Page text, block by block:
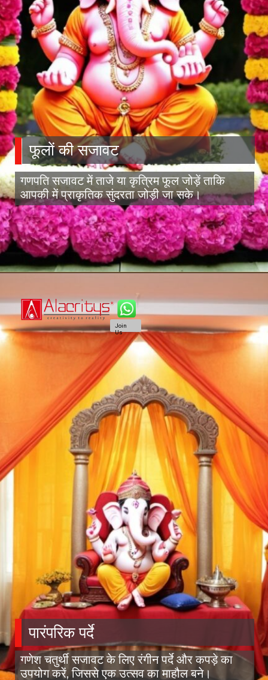
फूलों की सजावट
गणपति सजावट में ताजे या कृत्रिम फूल जोड़ें ताकि
आपकी में प्राकृतिक सुंदरता जोड़ी जा सके।
पारंपरिक पर्दे
गणेश चतुर्थी सजावट के लिए रंगीन पर्दे और कपड़े का
उपयोग करें, जिससे एक उत्सव का माहौल बने।
Join
Us